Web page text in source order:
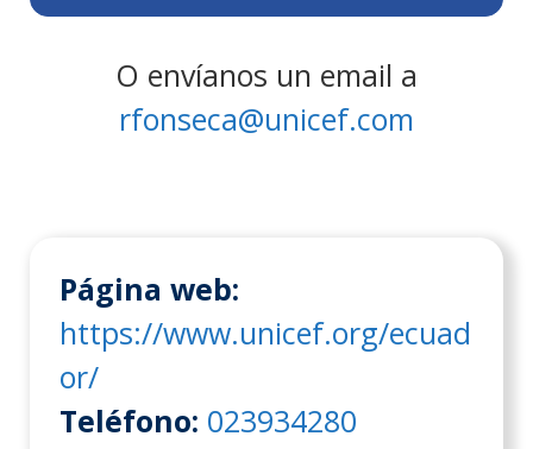
O envíanos un email a
rfonseca@unicef.com
Página web:
https://www.unicef.org/ecuad
or/
Teléfono: 023934280